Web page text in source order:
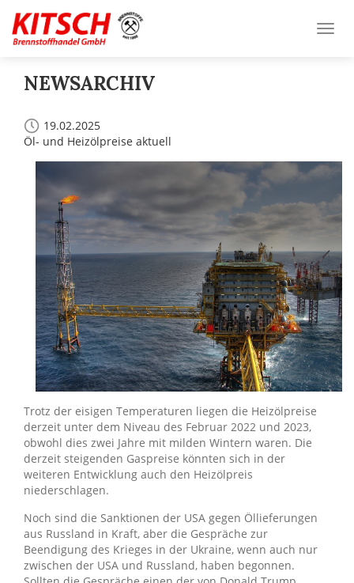
NEWSARCHIV
19.02.2025
Öl- und Heizölpreise aktuell
Trotz der eisigen Temperaturen liegen die Heizölpreise
derzeit unter dem Niveau des Februar 2022 und 2023,
obwohl dies zwei Jahre mit milden Wintern waren. Die
derzeit steigenden Gaspreise könnten sich in der
weiteren Entwicklung auch den Heizölpreis
niederschlagen.
Noch sind die Sanktionen der USA gegen Öllieferungen
aus Russland in Kraft, aber die Gespräche zur
Beendigung des Krieges in der Ukraine, wenn auch nur
zwischen der USA und Russland, haben begonnen.